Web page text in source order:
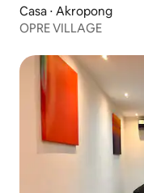
Casa ⋅ Akropong
OPRE VILLAGE